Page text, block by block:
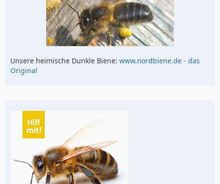
Unsere heimische Dunkle Biene: www.nordbiene.de - das
Original